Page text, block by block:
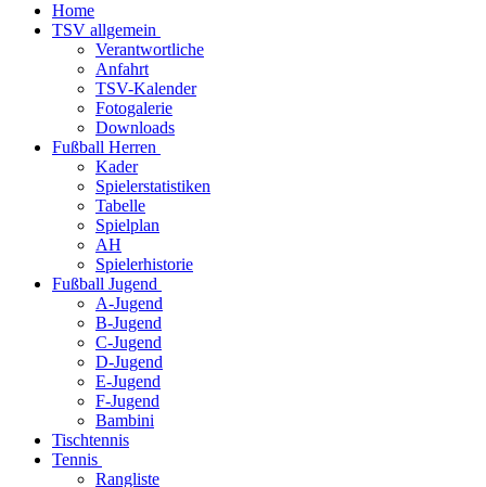
Home
TSV allgemein
Verantwortliche
Anfahrt
TSV-Kalender
Fotogalerie
Downloads
Fußball Herren
Kader
Spielerstatistiken
Tabelle
Spielplan
AH
Spielerhistorie
Fußball Jugend
A-Jugend
B-Jugend
C-Jugend
D-Jugend
E-Jugend
F-Jugend
Bambini
Tischtennis
Tennis
Rangliste